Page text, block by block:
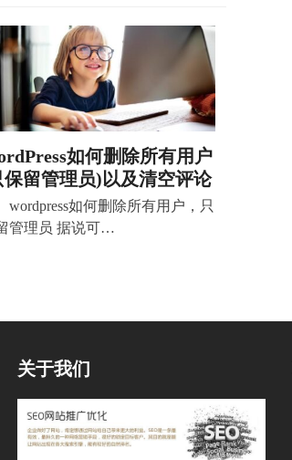
如何删除所有用户
保留管理员)以及清空评论
wordpress如何删除所有用户，只
管理员 据说可…
关于我们